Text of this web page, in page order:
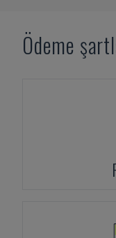
Ödeme